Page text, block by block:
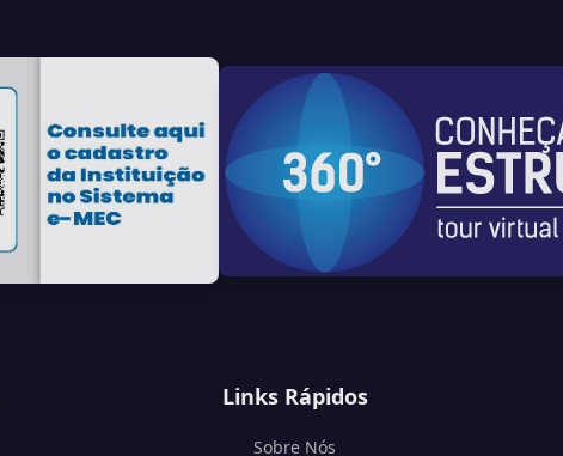
Links Rápidos
Sobre Nós